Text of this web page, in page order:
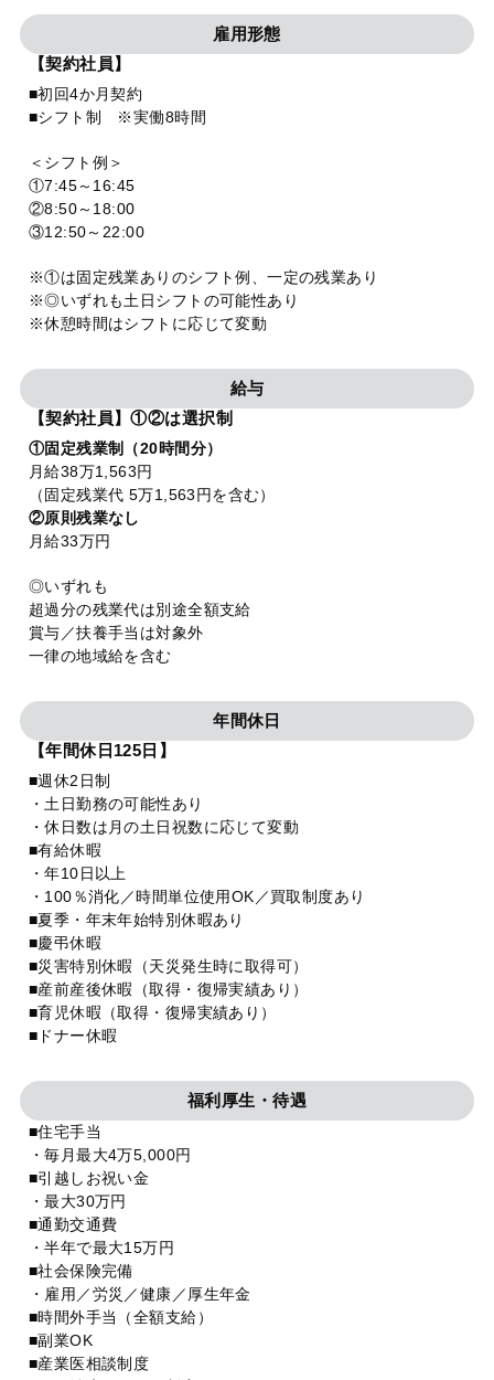
雇用形態
【契約社員】
■初回4か月契約
■シフト制 ※実働8時間
＜シフト例＞
①7:45～16:45
②8:50～18:00
③12:50～22:00
※①は固定残業ありのシフト例、一定の残業あり
※◎いずれも土日シフトの可能性あり
※休憩時間はシフトに応じて変動
給与
【契約社員】①②は選択制
①固定残業制（20時間分）
月給38万1,563円
（固定残業代 5万1,563円を含む）
②原則残業なし
月給33万円
◎いずれも
超過分の残業代は別途全額支給
賞与／扶養手当は対象外
一律の地域給を含む
年間休日
【年間休日125日】
■週休2日制
・土日勤務の可能性あり
・休日数は月の土日祝数に応じて変動
■有給休暇
・年10日以上
・100％消化／時間単位使用OK／買取制度あり
■夏季・年末年始特別休暇あり
■慶弔休暇
■災害特別休暇（天災発生時に取得可）
■産前産後休暇（取得・復帰実績あり）
■育児休暇（取得・復帰実績あり）
■ドナー休暇
福利厚生・待遇
■住宅手当
・毎月最大4万5,000円
■引越しお祝い金
・最大30万円
■通勤交通費
・半年で最大15万円
■社会保険完備
・雇用／労災／健康／厚生年金
■時間外手当（全額支給）
■副業OK
■産業医相談制度